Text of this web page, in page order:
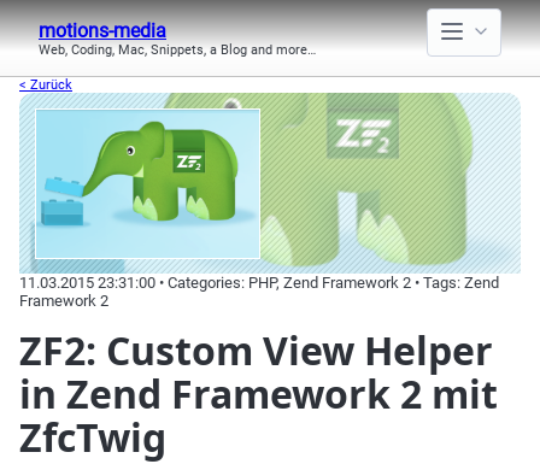
motions-media
Web, Coding, Mac, Snippets, a Blog and more…
< Zurück
11.03.2015 23:31:00 • Categories: PHP, Zend Framework 2 • Tags: Zend
Framework 2
ZF2: Custom View Helper
in Zend Framework 2 mit
ZfcTwig